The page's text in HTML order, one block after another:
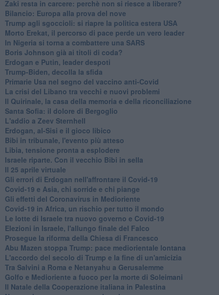
Zaki resta in carcere: perchè non si riesce a liberare?
Bilancio: Europa alla prova del nove
Trump agli sgoccioli: si riapre la politica estera USA
Morto Erekat, il percorso di pace perde un vero leader
In Nigeria si torna a combattere una SARS
Boris Johnson già ai titoli di coda?
Erdogan e Putin, leader despoti
Trump-Biden, decolla la sfida
Primarie Usa nel segno del vaccino anti-Covid
La crisi del Libano tra vecchi e nuovi problemi
Il Quirinale, la casa della memoria e della riconciliazione
Santa Sofia: il dolore di Bergoglio
L'addio a ​Zeev Sternhell
Erdogan, al-Sisi e il gioco libico
Bibi in tribunale, l'evento più atteso
Libia, tensione pronta a esplodere
Israele riparte. Con il vecchio Bibi in sella
Il 25 aprile virtuale
Gli errori di Erdogan nell'affrontare il Covid-19
Covid-19 e Asia, chi sorride e chi piange
Gli effetti del Coronavirus in Medioriente
Covid-19 in Africa, un rischio per tutto il mondo
Le lotte di Israele tra nuovo governo e Covid-19
Elezioni in Israele, l'allungo finale del Falco
Prosegue la riforma della Chiesa di Francesco
Abu Mazen stoppa Trump: pace mediorientale lontana
L'accordo del secolo di Trump e la fine di un'amicizia
Tra Salvini a Roma e Netanyahu a Gerusalemme
Golfo e Medioriente a fuoco per la morte di Soleimani
Il Natale della Cooperazione italiana in Palestina